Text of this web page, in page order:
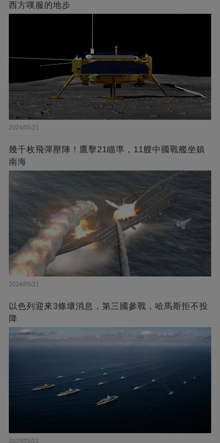
西方嘆服的地步
2024/05/21
幾千枚飛彈壓陣！鷹擊21瞄準，11艘中國戰艦坐鎮
南海
2024/05/21
以色列迎來3條壞消息，第三國參戰，哈馬斯拒不投
降
2024/05/21